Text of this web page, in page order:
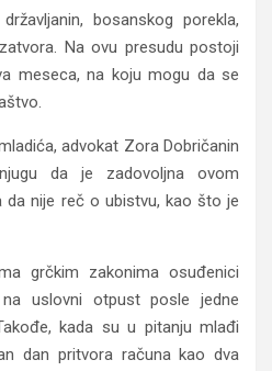
bosanskog porekla,
Na ovu presudu postoji
meseca, na koju mogu da se
advokat Zora Dobričanin
da je zadovoljna ovom
nije reč o ubistvu, kao što je
grčkim zakonima osuđenici
uslovni otpust posle jedne
kada su u pitanju mlađi
dan pritvora računa kao dva